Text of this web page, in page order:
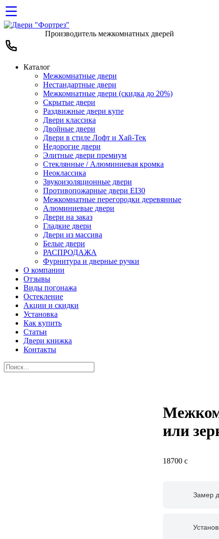
Производитель межкомнатных дверей
Каталог
Межкомнатные двери
Нестандартные двери
Межкомнатные двери (скидка до 20%)
Скрытые двери
Раздвижные двери купе
Двери классика
Двойные двери
Двери в стиле Лофт и Хай-Тек
Недорогие двери
Элитные двери премиум
Стеклянные / Алюминиевая кромка
Неоклассика
Звукоизоляционные двери
Противопожарные двери EI30
Межкомнатные перегородки деревянные
Алюминиевые двери
Двери на заказ
Гладкие двери
Двери из массива
Белые двери
РАСПРОДАЖА
Фурнитура и дверные ручки
О компании
Отзывы
Виды погонажа
Остекление
Акции и скидки
Установка
Как купить
Статьи
Двери книжка
Контакты
или
18700 c
Замер